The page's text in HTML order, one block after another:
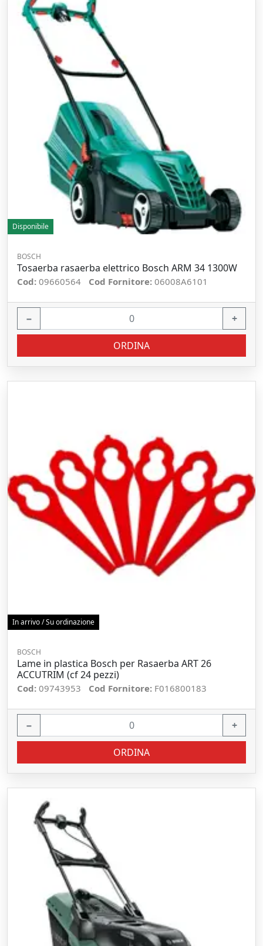
Disponibile
BOSCH
Tosaerba rasaerba elettrico Bosch ARM 34 1300W
Cod: 09660564 Cod Fornitore: 06008A6101
− +
ORDINA
In arrivo / Su ordinazione
BOSCH
Lame in plastica Bosch per Rasaerba ART 26
ACCUTRIM (cf 24 pezzi)
Cod: 09743953 Cod Fornitore: F016800183
− +
ORDINA